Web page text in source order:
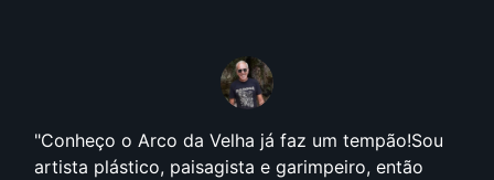
Conheço o Arco da Velha já faz um tempão!Sou
artista plástico, paisagista e garimpeiro, então